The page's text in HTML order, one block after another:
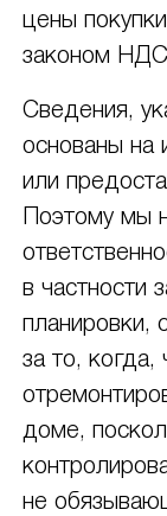
цены
законом
Сведения,
основаны на
или
Поэтому мы
в частности
планировки,
за то, когда,
доме,
не